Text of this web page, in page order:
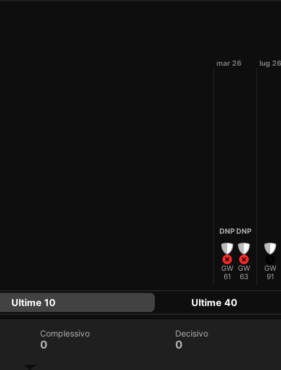
mar 26
DNP
GW
61
DNP
GW
63
lug 26
GW
91
Ultime 10 Ultime 40
Complessivo
0
Decisivo
0